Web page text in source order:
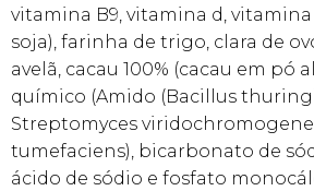
vitamina B9, vitamina d, vitamina
soja), farinha de trigo, clara de
avelã, cacau 100% (cacau em pó
químico (Amido (Bacillus
Streptomyces
tumefaciens), bicarbonato de
ácido de sódio e fosfato